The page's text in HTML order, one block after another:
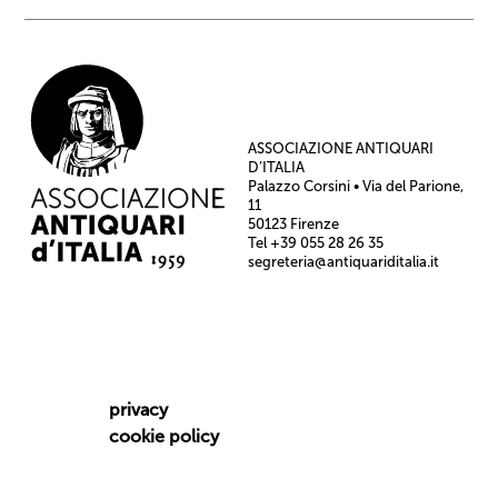
ASSOCIAZIONE ANTIQUARI
D’ITALIA
Palazzo Corsini • Via del Parione,
11
50123 Firenze
Tel +39 055 28 26 35
segreteria@antiquariditalia.it
privacy
cookie policy